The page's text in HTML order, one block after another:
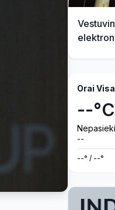
Orai
--°C
--
--° / --°